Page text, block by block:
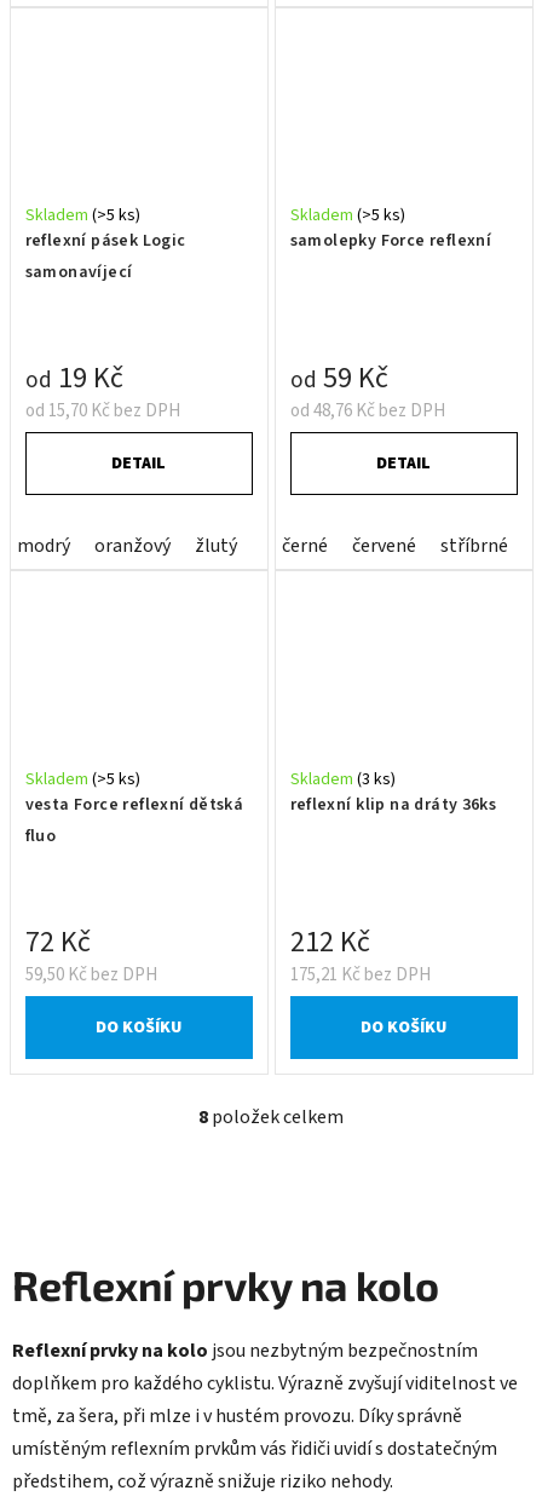
reflexní pásek Logic
samonavíjecí
Skladem (>5 ks)
od 15,70 Kč bez DPH
od 19 Kč
DETAIL
modrý oranžový žlutý
samolepky Force reflexní
Skladem (>5 ks)
od 48,76 Kč bez DPH
od 59 Kč
DETAIL
černé červené stříbrné
vesta Force reflexní dětská
fluo
Skladem (>5 ks)
59,50 Kč bez DPH
72 Kč
DO KOŠÍKU
reflexní klip na dráty 36ks
Skladem (3 ks)
175,21 Kč bez DPH
212 Kč
DO KOŠÍKU
O
c
í
p
r
v
k
y
v
8položek celkem
Reflexní prvky na kolo
Reflexní prvky na kolo jsou nezbytným bezpečnostním
doplňkem pro každého cyklistu. Výrazně zvyšují viditelnost ve
tmě, za šera, při mlze i v hustém provozu. Díky správně
umístěným reflexním prvkům vás řidiči uvidí s dostatečným
předstihem, což výrazně snižuje riziko nehody.